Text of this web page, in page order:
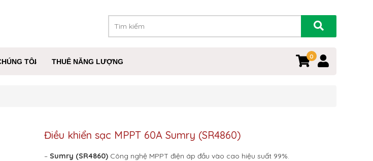
TÔI THUÊ NĂNG LƯỢNG
0
Điều khiển sạc MPPT 60A Sumry (SR4860)
– Sumry (SR4860) Công nghệ MPPT điện áp đầu vào cao hiệu suất 99%.